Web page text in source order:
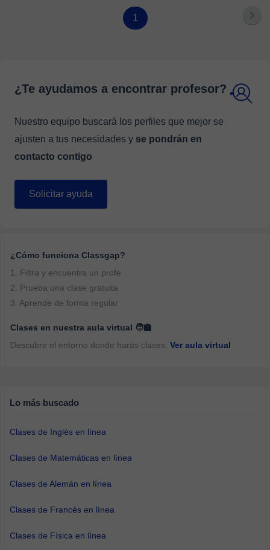
1
¿Te ayudamos a encontrar profesor?
Nuestro equipo buscará los perfiles que mejor se
ajusten a tus necesidades y se pondrán en
contacto contigo
Solicitar ayuda
¿Cómo funciona Classgap?
1. Filtra y encuentra un profe
2. Prueba una clase gratuita
3. Aprende de forma regular
Clases en nuestra aula virtual 🧑‍🏫
Descubre el entorno donde harás clases. Ver aula virtual
Lo más buscado
Clases de Inglés en línea
Clases de Matemáticas en línea
Clases de Alemán en línea
Clases de Francés en línea
Clases de Física en línea